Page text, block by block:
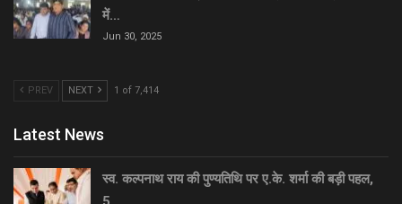
में…
Jun 30, 2025
PREV NEXT 1 of 7,414
Latest News
स्व. कल्पनाथ राय की पुण्यतिथि पर ए.के. शर्मा की बड़ी पहल,